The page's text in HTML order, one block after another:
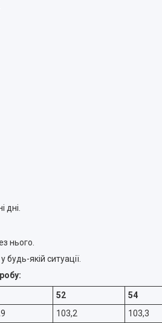
дні.
нього.
якій ситуації.
52 54
103,2 103,3